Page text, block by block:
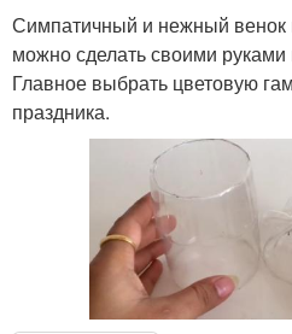
Симпатичный и нежный венок
можно сделать своими руками
Главное выбрать цветовую
праздника.